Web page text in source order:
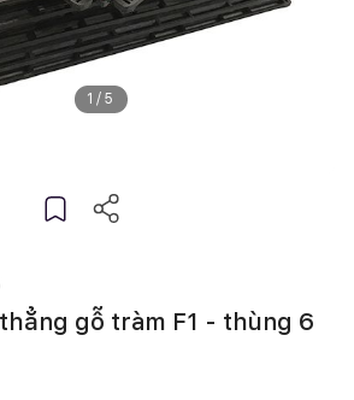
1 / 5
gỗ tràm F1 - thùng 6